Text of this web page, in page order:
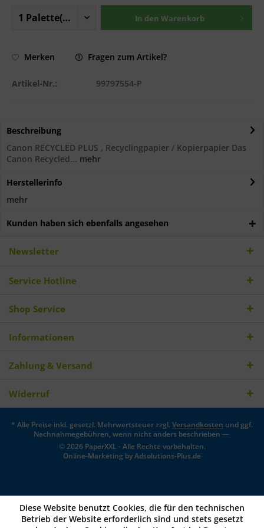
In den Warenkorb
Merken Fragen zum Artikel?
Artikel-Nr.: 99797554-P
Beschreibung
Canon RECYCLED PLUS , Recyclingpapier / Kopierpapier Das
Canon Recycled... mehr
Herstellerinfo
mehr
Kunden haben sich ebenfalls angesehen
Newsletter
Service Hotline
Shop Service
Informationen
Zahlung & Versand
Widerruf
* Alle Preise inkl. gesetzl. Mehrwertsteuer zzgl.Versandkosten und ggf.
Nachnahmegebühren, wenn nicht anders beschrieben —
© 2026 PaperXXL - Alle Rechte vorbehalten.
Online-Marketing byAdsolutions-Plus.de
Diese Website benutzt Cookies, die für den technischen
Betrieb der Website erforderlich sind und stets gesetzt